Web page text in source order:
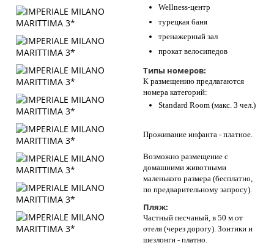
Wellness-центр
турецкая баня
тренажерный зал
прокат велосипедов
Типы номеров:
К размещению предлагаются
номера категорий:
Standard Room (макс. 3 чел.)
Проживание инфанта - платное.
Возможно размещение с
домашними животными
маленького размера (бесплатно,
по предварительному запросу).
Пляж:
Частный песчаный, в 50 м от
отеля (через дорогу). Зонтики и
шезлонги - платно.